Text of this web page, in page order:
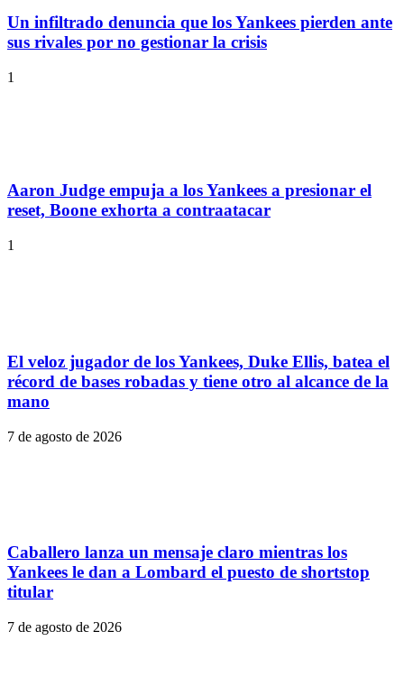
Un infiltrado denuncia que los Yankees pierden ante
sus rivales por no gestionar la crisis
1
Aaron Judge empuja a los Yankees a presionar el
reset, Boone exhorta a contraatacar
1
El veloz jugador de los Yankees, Duke Ellis, batea el
récord de bases robadas y tiene otro al alcance de la
mano
7 de agosto de 2026
Caballero lanza un mensaje claro mientras los
Yankees le dan a Lombard el puesto de shortstop
titular
7 de agosto de 2026